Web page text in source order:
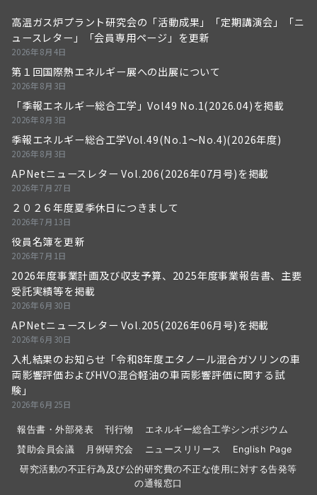
高温ガス炉プラント研究会の「活動成果」「定期講演会」「ニ
ュースレター」「会員専用ページ」を更新
2026年8月4日
第１回国際熱エネルギー展への出展について
2026年8月3日
「季報エネルギー総合工学」Vol49 No.1(2026.04)を掲載
2026年8月3日
季報エネルギー総合工学Vol.49(No.1～No.4)(2026年度)
2026年8月3日
APNetニュースレター Vol.206(2026年07月号)を掲載
2026年7月27日
２０２６年度夏季休日につきまして
2026年7月13日
役員名簿を更新
2026年7月1日
2026年度事業計画及び収支予算、2025年度事業報告書、主要
受託実績等を掲載
2026年6月30日
APNetニュースレター Vol.205(2026年06月号)を掲載
2026年6月30日
入札結果のお知らせ「令和8年度エタノール混合ガソリンの車
両影響評価およびHVO混合軽油の車両影響評価に関する試
験」
2026年6月25日
報告書・外部発表 刊行物
エネルギー総合工学シンポジウム
賛助会員会議
月例研究会 ニュースリリース
English Page
研究活動の不正行為及び公的研究費の不正な使用に対する告発等
の通報窓口